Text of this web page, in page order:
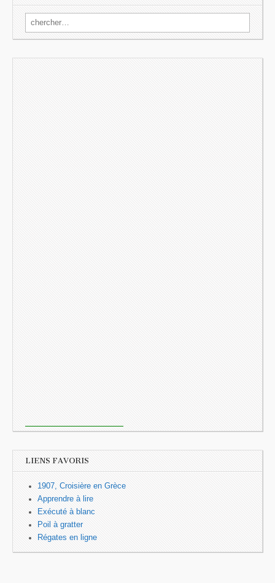
Search for:
LIENS FAVORIS
1907, Croisière en Grèce
Apprendre à lire
Exécuté à blanc
Poil à gratter
Régates en ligne